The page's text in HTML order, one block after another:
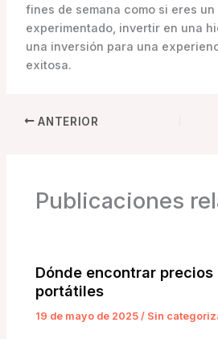
fines de semana como si eres
experimentado, invertir en una
una inversión para una
exitosa.
ANTERIOR
Publicaciones
Dónde encontrar
portátiles
19 de mayo de 2025 / Sin